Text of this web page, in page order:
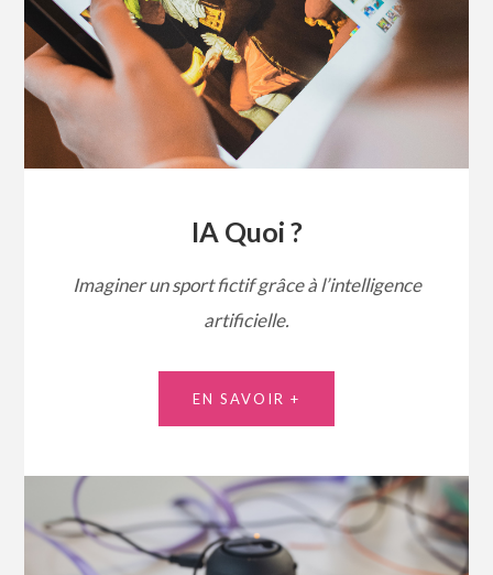
IA Quoi ?
Imaginer un sport fictif grâce à l’intelligence
artificielle.
EN SAVOIR +